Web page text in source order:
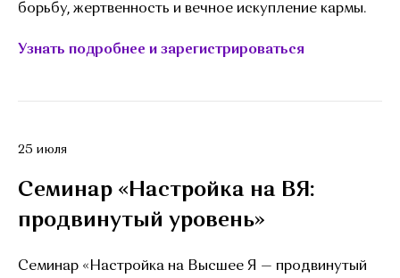
борьбу, жертвенность и вечное искупление кармы.
Узнать подробнее и зарегистрироваться
25 июля
Семинар «Настройка на ВЯ:
продвинутый уровень»
Семинар «Настройка на Высшее Я — продвинутый